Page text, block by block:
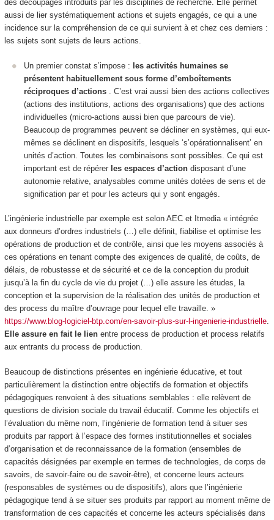
des découpages introduits par les disciplines de recherche. Elle permet
aussi de lier systématiquement actions et sujets engagés, ce qui a une
incidence sur la compréhension de ce qui survient à et chez ces derniers :
les sujets sont sujets de leurs actions.
Un premier constat s’impose : les activités humaines se
présentent habituellement sous forme d’emboîtements
réciproques d’actions
. C’est vrai aussi bien des actions collectives
(actions des institutions, actions des organisations) que des actions
individuelles (micro-actions aussi bien que parcours de vie).
Beaucoup de programmes peuvent se décliner en systèmes, qui eux-
mêmes se déclinent en dispositifs, lesquels ‘s’opérationnalisent’ en
unités d’action. Toutes les combinaisons sont possibles. Ce qui est
important est de répérer les espaces d’action disposant d’une
autonomie relative , analysables comme unités dotées de sens et de
signification par et pour les acteurs qui y sont engagés.
L’ingénierie industrielle par exemple est selon AEC et Itmedia « intégrée
aux donneurs d’ordres industriels (…) elle définit, fiabilise et optimise les
opérations de production et de contrôle, ainsi que les moyens associés à
ces opérations en tenant compte des exigences de qualité, de coûts, de
délais, de robustesse et de sécurité et ce de la conception du produit
jusqu’à la fin du cycle de vie du projet (…) elle assure les études, la
conception et la supervision de la réalisation des unités de production et
des process du maître d’ouvrage pour lequel elle travaille. »
https://www.blog-logiciel-btp.com/en-savoir-plus-sur-l-ingenierie-industrielle.
Elle assure en fait le lienentre process de production et process relatifs
aux entrants du process de production.
Beaucoup de distinctions présentes en ingénierie éducative, et tout
particulièrement la distinction entre objectifs de formation et objectifs
pédagogiques renvoient à des situations semblables : elle relèvent de
questions de division sociale du travail éducatif. Comme les objectifs et
l’évaluation du même nom, l’ingénierie de formationtend à situer ses
produits par rapport à l’espace des formes institutionnelles et sociales
d’organisation et de reconnaissance de la formation(ensembles de
capacités désignées par exemple en termes de technologies, de corps de
savoirs, de savoir-faire ou de savoir-être), et concerne leurs acteurs
(responsables de systèmes ou de dispositifs), alors que l’ingénierie
pédagogique tend à se situer ses produits par rapport au moment même de
transformation de ces capacités et concerne les acteurs spécialisés dans